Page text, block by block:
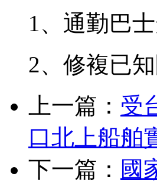
1、通勤巴
2、修複已
上一篇： 受
口北上船舶
下一篇： 國